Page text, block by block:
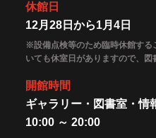
休館日
12月28日から1月4日
※設備点検等のため臨時休館する
いても休室日がありますので、図
開館時間
ギャラリー・図書室・情
10:00 ～ 20:00